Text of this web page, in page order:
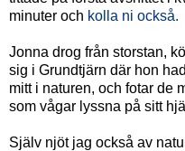
minuter och kolla ni också.
Jonna drog från storstan,
sig i Grundtjärn där hon
mitt i naturen, och fotar de
som vågar lyssna på sitt
Själv njöt jag också av